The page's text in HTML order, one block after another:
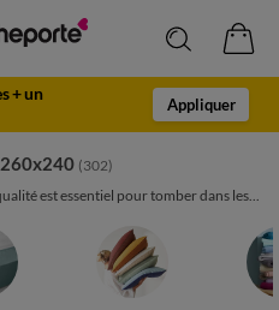
+ un
Appliquer
(302)
est essentiel pour tomber dans les...